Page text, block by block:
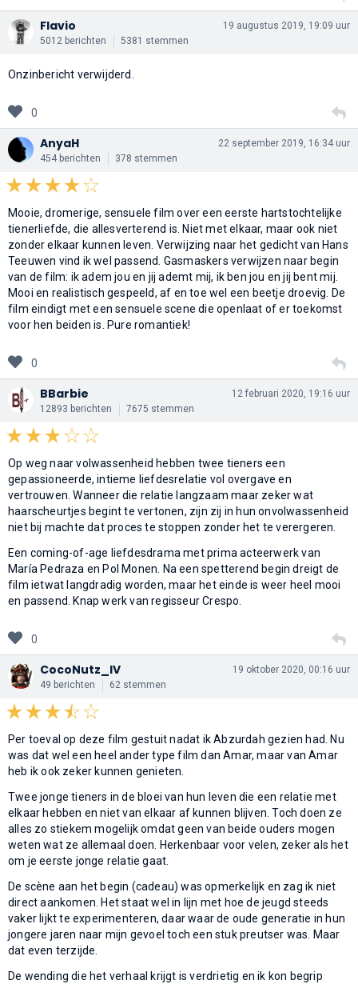
Flavio
5012 berichten 5381 stemmen
19 augustus 2019, 19:09 uur
Onzinbericht verwijderd.
0
AnyaH
454 berichten 378 stemmen
22 september 2019, 16:34 uur
Mooie, dromerige, sensuele film over een eerste hartstochtelijke
tienerliefde, die allesverterend is. Niet met elkaar, maar ook niet
zonder elkaar kunnen leven. Verwijzing naar het gedicht van Hans
Teeuwen vind ik wel passend. Gasmaskers verwijzen naar begin
van de film: ik adem jou en jij ademt mij, ik ben jou en jij bent mij.
Mooi en realistisch gespeeld, af en toe wel een beetje droevig. De
film eindigt met een sensuele scene die openlaat of er toekomst
voor hen beiden is. Pure romantiek!
0
BBarbie
12893 berichten 7675 stemmen
12 februari 2020, 19:16 uur
Op weg naar volwassenheid hebben twee tieners een
gepassioneerde, intieme liefdesrelatie vol overgave en
vertrouwen. Wanneer die relatie langzaam maar zeker wat
haarscheurtjes begint te vertonen, zijn zij in hun onvolwassenheid
niet bij machte dat proces te stoppen zonder het te verergeren.
Een coming-of-age liefdesdrama met prima acteerwerk van
María Pedraza en Pol Monen. Na een spetterend begin dreigt de
film ietwat langdradig worden, maar het einde is weer heel mooi
en passend. Knap werk van regisseur Crespo.
0
CocoNutz_IV
49 berichten 62 stemmen
19 oktober 2020, 00:16 uur
Per toeval op deze film gestuit nadat ik Abzurdah gezien had. Nu
was dat wel een heel ander type film dan Amar, maar van Amar
heb ik ook zeker kunnen genieten.
Twee jonge tieners in de bloei van hun leven die een relatie met
elkaar hebben en niet van elkaar af kunnen blijven. Toch doen ze
alles zo stiekem mogelijk omdat geen van beide ouders mogen
weten wat ze allemaal doen. Herkenbaar voor velen, zeker als het
om je eerste jonge relatie gaat.
De scène aan het begin (cadeau) was opmerkelijk en zag ik niet
direct aankomen. Het staat wel in lijn met hoe de jeugd steeds
vaker lijkt te experimenteren, daar waar de oude generatie in hun
jongere jaren naar mijn gevoel toch een stuk preutser was. Maar
dat even terzijde.
De wending die het verhaal krijgt is verdrietig en ik kon begrip